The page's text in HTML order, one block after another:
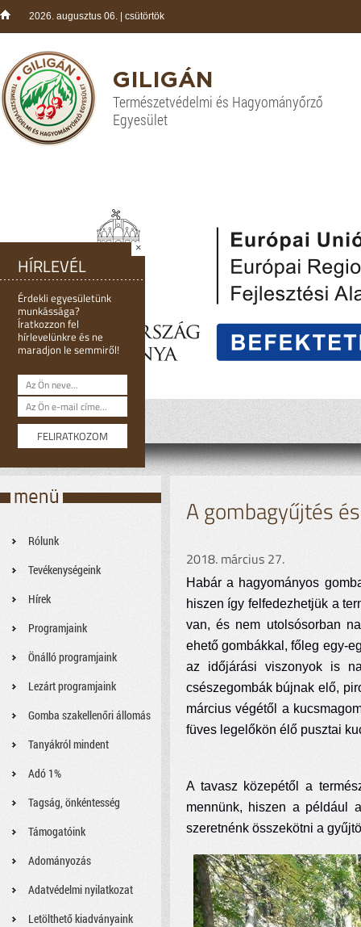
2026. augusztus 06. | csütörtök
GILIGÁN
Természetvédelmi és Hagyományőrző
Egyesület
Rólunk
Tevékenységeink
Hírek
Programjaink
Önálló programjaink
Lezárt programjaink
Gomba szakellenőri állomás
Tanyákról mindent
Adó 1%
Tagság, önkéntesség
Támogatóink
Adományozás
Adatvédelmi nyilatkozat
Letölthető kiadványaink
A gombagyűjtés
2018. március 27.
Habár a hagyományos
hiszen így felfedezhetjük a
van, és nem utolsósorban
ehető gombákkal, főleg egy-
az időjárási viszonyok is
csészegombák bújnak elő,
március végétől a
füves legelőkön élő pusztai
A tavasz közepétől a
mennünk, hiszen a például
szeretnénk összekötni a
HÍRLEVÉL
Érdekli egyesületünk
munkássága?
Íratkozzon fel
hírlevelünkre és ne
maradjon le semmiről!
×